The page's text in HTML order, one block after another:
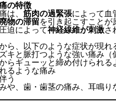
の特徴
は、 筋肉の過緊張によって血
物の滞留を引き起こすことが
迫によって神経線維が刺激さ
ら、以下のような症状が現れ
キと脈打つような強い痛み（
らギューッと締め付けられる
るような痛み
う
や、歯・歯茎の痛み、耳鳴り